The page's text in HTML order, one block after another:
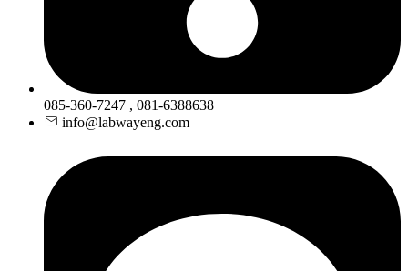
085-360-7247 , 081-6388638
info@labwayeng.com